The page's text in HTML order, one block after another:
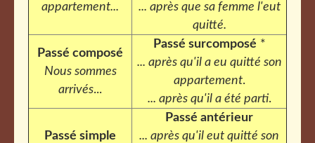
appartement...
... après que sa femme l'eut
quitté.
Passé composé
Nous sommes
arrivés...
Passé surcomposé *
... après qu'il a eu quitté son
appartement.
... après qu'il a été parti.
Passé simple
Passé antérieur
... après qu'il eut quitté son